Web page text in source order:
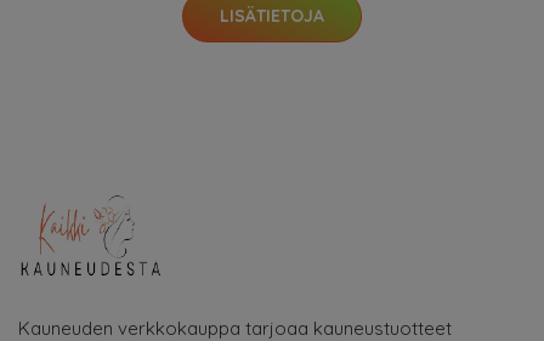
LISÄTIETOJA
Kauneuden verkkokauppa tarjoaa kauneustuotteet